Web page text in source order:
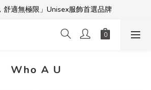
舒適無極限」Unisex服飾首選品牌
舒適無極限」Unisex服飾首選品牌
本週限時開團🔥
舒適無極限」Unisex服飾首選品牌
Who A U